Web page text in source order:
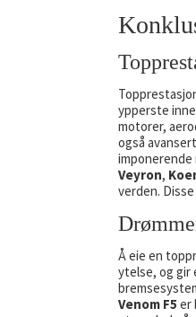
ypperste
motorer,
også
imponerende
Veyron,
verden.
Å eie en
ytelse, og gir
Venom F5 er